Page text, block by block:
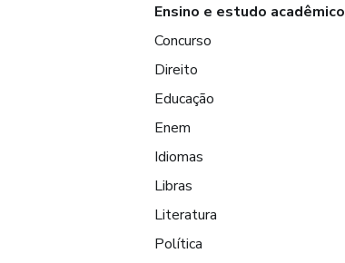
Ensino e estudo acadêmico
Concurso
Direito
Educação
Enem
Idiomas
Libras
Literatura
Política